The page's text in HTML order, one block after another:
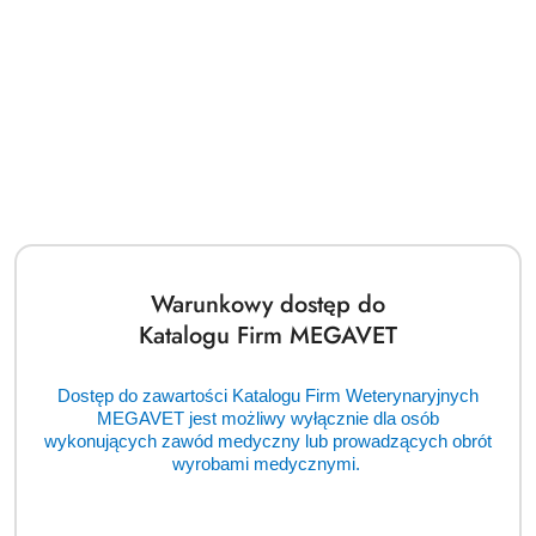
Autoklaw ENBIO Pro (TCM)
Cena:
cena po zalogowaniu
Warunkowy dostęp do
Katalogu Firm MEGAVET
Dostęp do zawartości Katalogu Firm Weterynaryjnych
MEGAVET jest możliwy wyłącznie dla osób
wykonujących zawód medyczny lub prowadzących obrót
wyrobami medycznymi.